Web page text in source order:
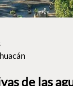
de las